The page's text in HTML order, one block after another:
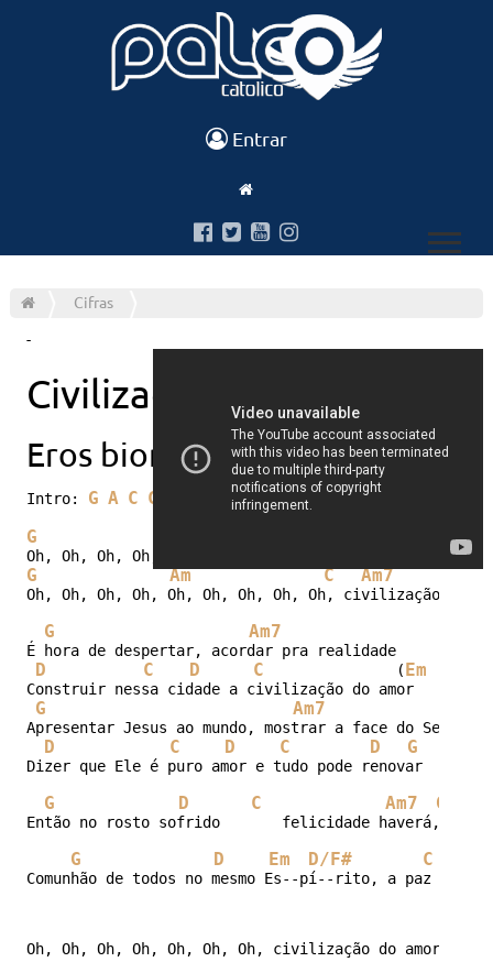
Entrar
Cifras
-
Civilizacao do amor
Eros biondini
Intro: G A C Cm
G
D7
G
Am C Am7 D7
Oh, Oh, Oh, Oh, Oh, Oh, Oh, Oh, Oh, civilização do
G Am7
É hora de despertar, acordar pra realidade
D C D C
               (
Em
Construir nessa cidade a civilização do amor
G Am7
Apresentar Jesus ao mundo, mostrar a face do Senhor
D C D C D G
Dizer que Ele é puro amor e tudo pode renovar
G D C Am7 G
G D Em D/F# C
Oh, Oh, Oh, Oh, Oh, Oh, Oh, civilização do amor